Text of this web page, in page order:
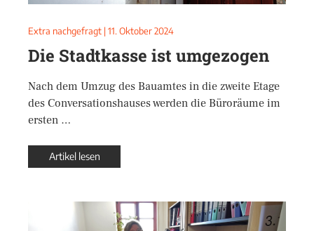
Extra nachgefragt | 11. Oktober 2024
Die Stadtkasse ist umgezogen
Nach dem Umzug des Bauamtes in die zweite Etage
des Conversationshauses werden die Büroräume im
ersten …
Artikel lesen